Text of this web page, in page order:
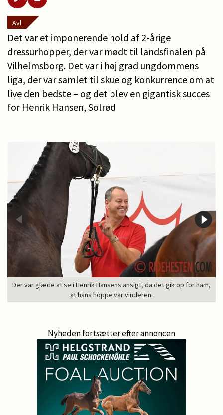
Avl
Det var et imponerende hold af 2-årige
dressurhopper, der var mødt til landsfinalen på
Vilhelmsborg. Det var i høj grad ungdommens
liga, der var samlet til skue og konkurrence om at
live den bedste – og det blev en gigantisk succes
for Henrik Hansen, Solrød
Der var glæde at se i Henrik Hansens ansigt, da det gik op for ham,
at hans hoppe var vinderen.
Nyheden fortsætter efter annoncen